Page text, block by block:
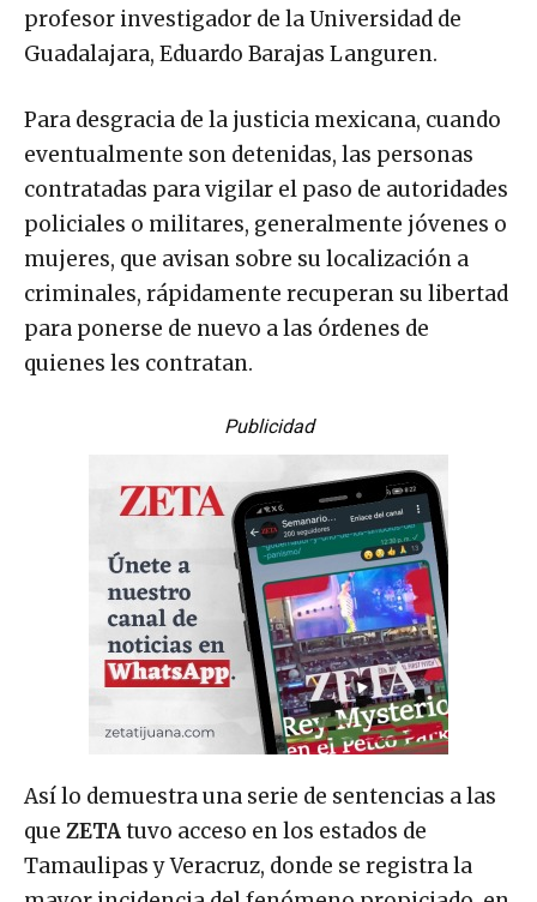
profesor investigador de la Universidad de
Guadalajara, Eduardo Barajas Languren.
Para desgracia de la justicia mexicana, cuando
eventualmente son detenidas, las personas
contratadas para vigilar el paso de autoridades
policiales o militares, generalmente jóvenes o
mujeres, que avisan sobre su localización a
criminales, rápidamente recuperan su libertad
para ponerse de nuevo a las órdenes de
quienes les contratan.
Publicidad
Así lo demuestra una serie de sentencias a las
que ZETAtuvo acceso en los estados de
Tamaulipas y Veracruz, donde se registra la